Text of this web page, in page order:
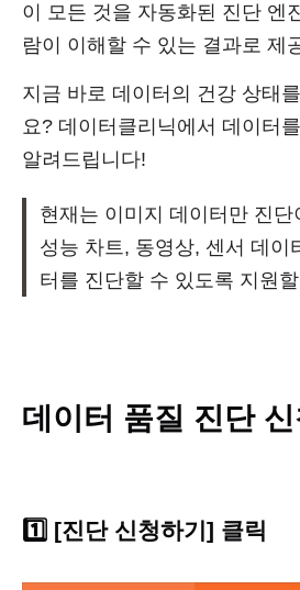
이 모든 것을 자동화된 진단 엔
람이 이해할 수 있는 결과로 제
지금 바로 데이터의 건강 상태
요? 데이터클리닉에서 데이터
알려드립니다!
현재는 이미지 데이터만 진
성능 차트, 동영상, 센서 데이
터를 진단할 수 있도록 지원
데이터 품질 진단
1️⃣ [진단 신청하기] 클릭